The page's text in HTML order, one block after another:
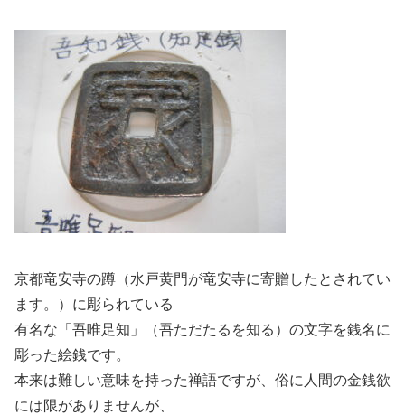
京都竜安寺の蹲（水戸黄門が竜安寺に寄贈したとされてい
ます。）に彫られている
有名な「吾唯足知」（吾ただたるを知る）の文字を銭名に
彫った絵銭です。
本来は難しい意味を持った禅語ですが、俗に人間の金銭欲
には限がありませんが、